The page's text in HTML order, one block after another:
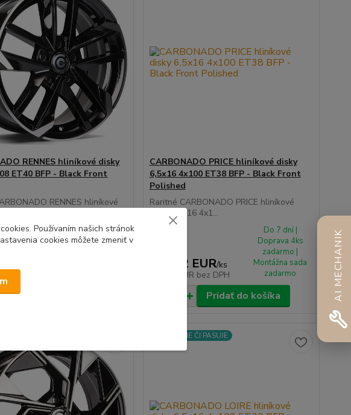
RENNES hliníkové disky
ET40 BFP - Black Front
RENNES hliníkové
bez DPH
Do 7 dní |
Doprava 4ks
Pridať do košíka
CARBONADO PRICE hliníkové disky
6,5x16 4x100 ET38 BFP - Black Front
Polished
Raritné CARBONADO PRICE hliníkové
disky 6,5x16 4x1...
127,12 EUR/ks
103,35 EUR bez DPH
Do 7 dní |
Doprava 4ks
zadarmo |
Montážna sada
zadarmo
Pridať do košíka
⚙️OVERÍME ČI PASUJE
AI MECHANIK
Používaním našich stránok
cookies môžete zmeniť v